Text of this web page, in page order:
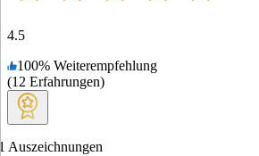
4.5
100% Weiterempfehlung
(12 Erfahrungen)
Auszeichnungen